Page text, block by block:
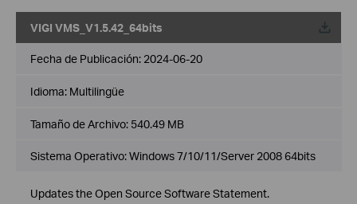
VIGI VMS_V1.5.42_64bits
Fecha de Publicación: 2024-06-20
Idioma: Multilingüe
Tamaño de Archivo: 540.49 MB
Sistema Operativo: Windows 7/10/11/Server 2008 64bits
Updates the Open Source Software Statement.